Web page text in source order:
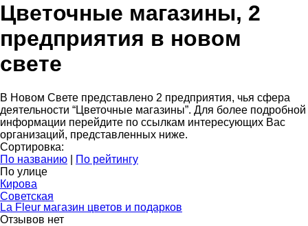
Цветочные магазины, 2
предприятия в новом
свете
В Новом Свете представлено 2 предприятия, чья сфера
деятельности “Цветочные магазины”. Для более подробной
информации перейдите по ссылкам интересующих Вас
организаций, представленных ниже.
Сортировка:
По названию
По рейтингу
По улице
Кирова
Советская
La Fleur магазин цветов и подарков
Отзывов нет